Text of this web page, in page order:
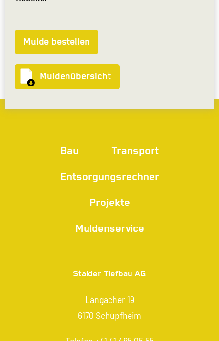
Mulde bestellen
Muldenübersicht
Bau Transport
Entsorgungsrechner
Projekte
Muldenservice
Stalder Tiefbau AG
Längacher 19
6170 Schüpfheim